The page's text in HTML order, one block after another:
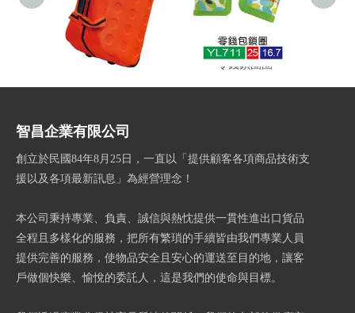
尼龍拉桿旅行袋 零錢鎖圈圈
智昌企業有限公司
創立於民國84年8月25日，一直以「提供顧客各項商品技術支
援以及各項最新訊息」為經營理念！
本公司秉持專業、負責、誠信與熱忱提供一貫性進出口貨品
全程且多樣化的服務，把所有繁瑣的手續皆由我們專業人員
提供完善的服務，使物品安全且安心的運送至目的地，讓客
戶做個快樂、愉悅的委託人，這是我們的使命與目標。